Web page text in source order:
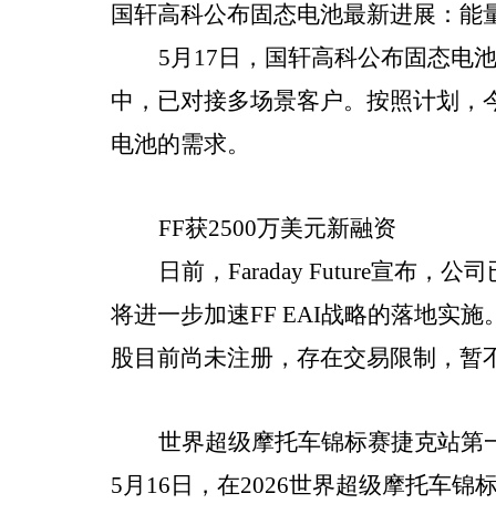
国轩高科公布固态电池最新进展：能
5月17日，国轩高科公布固态电
中，已对接多场景客户。按照计划，
电池的需求。
FF获2500万美元新融资
日前，Faraday Future宣布，公
将进一步加速FF EAI战略的落地实
股目前尚未注册，存在交易限制，暂
世界超级摩托车锦标赛捷克站第
5月16日，在2026世界超级摩托车锦